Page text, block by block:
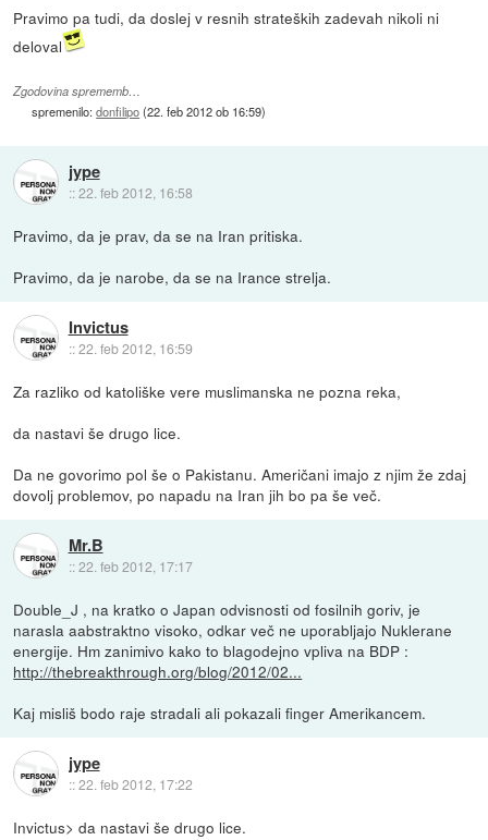
Pravimo pa tudi, da doslej v resnih strateških zadevah nikoli ni
deloval
Zgodovina sprememb…
spremenilo:donfilipo(22. feb 2012 ob 16:59)
jype
::22. feb 2012, 16:58
Pravimo, da je prav, da se na Iran pritiska.
Pravimo, da je narobe, da se na Irance strelja.
Invictus
::22. feb 2012, 16:59
Za razliko od katoliške vere muslimanska ne pozna reka,
da nastavi še drugo lice.
Da ne govorimo pol še o Pakistanu. Američani imajo z njim že zdaj
dovolj problemov, po napadu na Iran jih bo pa še več.
Mr.B
::22. feb 2012, 17:17
Double_J , na kratko o Japan odvisnosti od fosilnih goriv, je
narasla aabstraktno visoko, odkar več ne uporabljajo Nuklerane
energije. Hm zanimivo kako to blagodejno vpliva na BDP :
http://thebreakthrough.org/blog/2012/02...
Kaj misliš bodo raje stradali ali pokazali finger Amerikancem.
jype
::22. feb 2012, 17:22
Invictus> da nastavi še drugo lice.